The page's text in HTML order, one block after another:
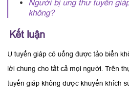
Người bị ung thư tuyến
không?
Kết luận
U tuyến giáp có uống được tảo biển
lời chung cho tất cả mọi người. Trên
tuyến giáp không được khuyến khích